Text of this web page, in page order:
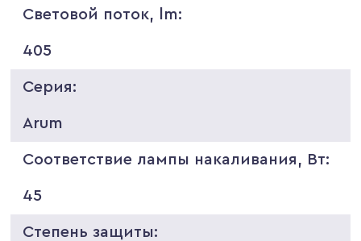
Световой поток, lm:
405
Серия:
Arum
Соответствие лампы накаливания, Вт:
45
Степень защиты: